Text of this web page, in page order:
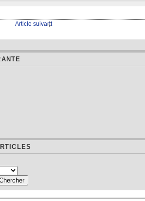
Article suivant